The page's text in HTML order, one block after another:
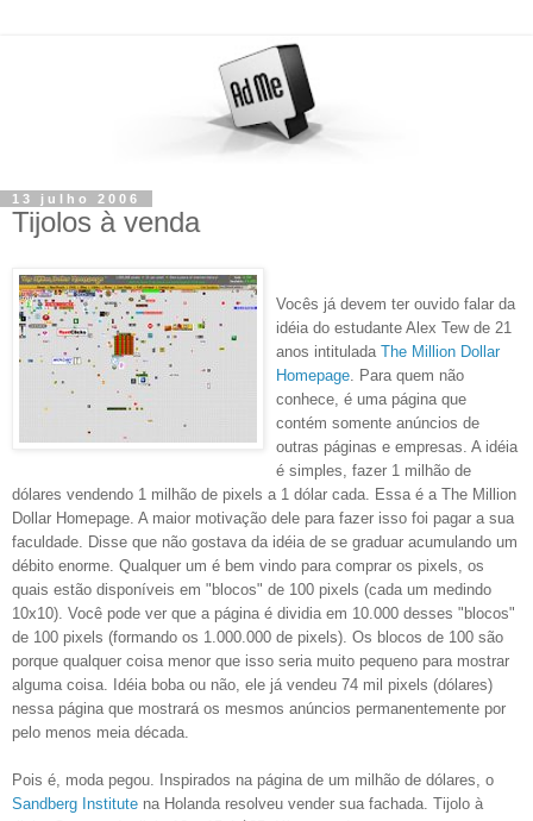
13 julho 2006
Tijolos à venda
Vocês já devem ter ouvido falar da
idéia do estudante Alex Tew de 21
anos intitulada The Million Dollar
Homepage . Para quem não
conhece, é uma página que
contém somente anúncios de
outras páginas e empresas. A idéia
é simples, fazer 1 milhão de
dólares vendendo 1 milhão de pixels a 1 dólar cada. Essa é a The Million
Dollar Homepage. A maior motivação dele para fazer isso foi pagar a sua
faculdade. Disse que não gostava da idéia de se graduar acumulando um
débito enorme. Qualquer um é bem vindo para comprar os pixels, os
quais estão disponíveis em "blocos" de 100 pixels (cada um medindo
10x10). Você pode ver que a página é dividia em 10.000 desses "blocos"
de 100 pixels (formando os 1.000.000 de pixels). Os blocos de 100 são
porque qualquer coisa menor que isso seria muito pequeno para mostrar
alguma coisa. Idéia boba ou não, ele já vendeu 74 mil pixels (dólares)
nessa página que mostrará os mesmos anúncios permanentemente por
pelo menos meia década.
Pois é, moda pegou. Inspirados na página de um milhão de dólares, o
Sandberg Institute na Holanda resolveu vender sua fachada. Tijolo à